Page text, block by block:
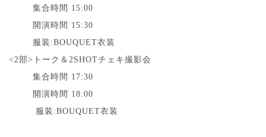
集合時間 15:00
開演時間 15:30
服装:BOUQUET衣装
<2部>トーク＆2SHOTチェキ撮影会
集合時間 17:30
開演時間 18:00
服装:BOUQUET衣装